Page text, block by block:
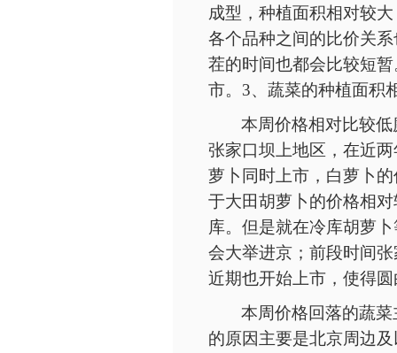
成型，种植面积相对较
各个品种之间的比价关
茬的时间也都会比较短
市。3、蔬菜的种植面积
本周价格相对比较
张家口坝上地区，在近
萝卜同时上市，白萝卜
于大田胡萝卜的价格相
库。但是就在冷库胡萝
会大举进京；前段时间
近期也开始上市，使得
本周价格回落的蔬
的原因主要是北京周边